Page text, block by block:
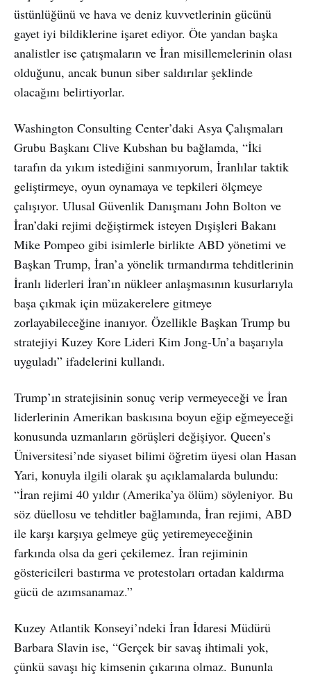
üstünlüğünü ve hava ve deniz kuvvetlerinin gücünü
gayet iyi bildiklerine işaret ediyor. Öte yandan başka
analistler ise çatışmaların ve İran misillemelerinin olası
olduğunu, ancak bunun siber saldırılar şeklinde
olacağını belirtiyorlar.
Washington Consulting Center’daki Asya Çalışmaları
Grubu Başkanı Clive Kubshan bu bağlamda, “İki
tarafın da yıkım istediğini sanmıyorum, İranlılar taktik
geliştirmeye, oyun oynamaya ve tepkileri ölçmeye
çalışıyor. Ulusal Güvenlik Danışmanı John Bolton ve
İran’daki rejimi değiştirmek isteyen Dışişleri Bakanı
Mike Pompeo gibi isimlerle birlikte ABD yönetimi ve
Başkan Trump, İran’a yönelik tırmandırma tehditlerinin
İranlı liderleri İran’ın nükleer anlaşmasının kusurlarıyla
başa çıkmak için müzakerelere gitmeye
zorlayabileceğine inanıyor. Özellikle Başkan Trump bu
stratejiyi Kuzey Kore Lideri Kim Jong-Un’a başarıyla
uyguladı” ifadelerini kullandı.
Trump’ın stratejisinin sonuç verip vermeyeceği ve İran
liderlerinin Amerikan baskısına boyun eğip eğmeyeceği
konusunda uzmanların görüşleri değişiyor. Queen’s
Üniversitesi’nde siyaset bilimi öğretim üyesi olan Hasan
Yari, konuyla ilgili olarak şu açıklamalarda bulundu:
“İran rejimi 40 yıldır (Amerika’ya ölüm) söyleniyor. Bu
söz düellosu ve tehditler bağlamında, İran rejimi, ABD
ile karşı karşıya gelmeye güç yetiremeyeceğinin
farkında olsa da geri çekilemez. İran rejiminin
göstericileri bastırma ve protestoları ortadan kaldırma
gücü de azımsanamaz.”
Kuzey Atlantik Konseyi’ndeki İran İdaresi Müdürü
Barbara Slavin ise, “Gerçek bir savaş ihtimali yok,
çünkü savaşı hiç kimsenin çıkarına olmaz. Bununla